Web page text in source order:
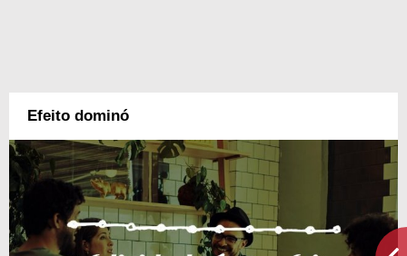
Efeito dominó